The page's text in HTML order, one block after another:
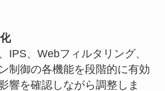
IPS、Webフィルタリング、
制御の各機能を段階的に有効
響を確認しながら調整しま